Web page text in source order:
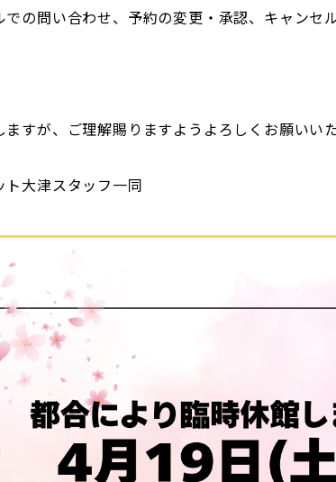
の問い合わせ、予約の変更・承認、キャンセ
すが、ご理解賜りますようよろしくお願いいた
ト大津スタッフ一同